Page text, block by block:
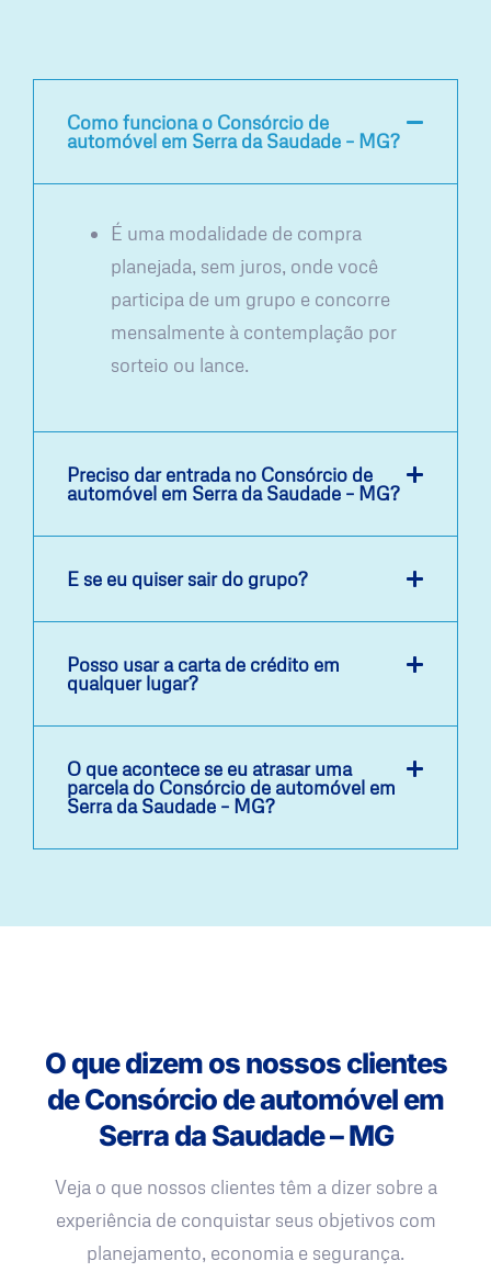
Como funciona o Consórcio de
automóvel em Serra da Saudade – MG?
É uma modalidade de compra
planejada, sem juros, onde você
participa de um grupo e concorre
mensalmente à contemplação por
sorteio ou lance.
Preciso dar entrada no Consórcio de
automóvel em Serra da Saudade – MG?
E se eu quiser sair do grupo?
Posso usar a carta de crédito em
qualquer lugar?
O que acontece se eu atrasar uma
parcela do Consórcio de automóvel em
Serra da Saudade – MG?
O que dizem os nossos clientes
de Consórcio de automóvel em
Serra da Saudade – MG
Veja o que nossos clientes têm a dizer sobre a
experiência de conquistar seus objetivos com
planejamento, economia e segurança.